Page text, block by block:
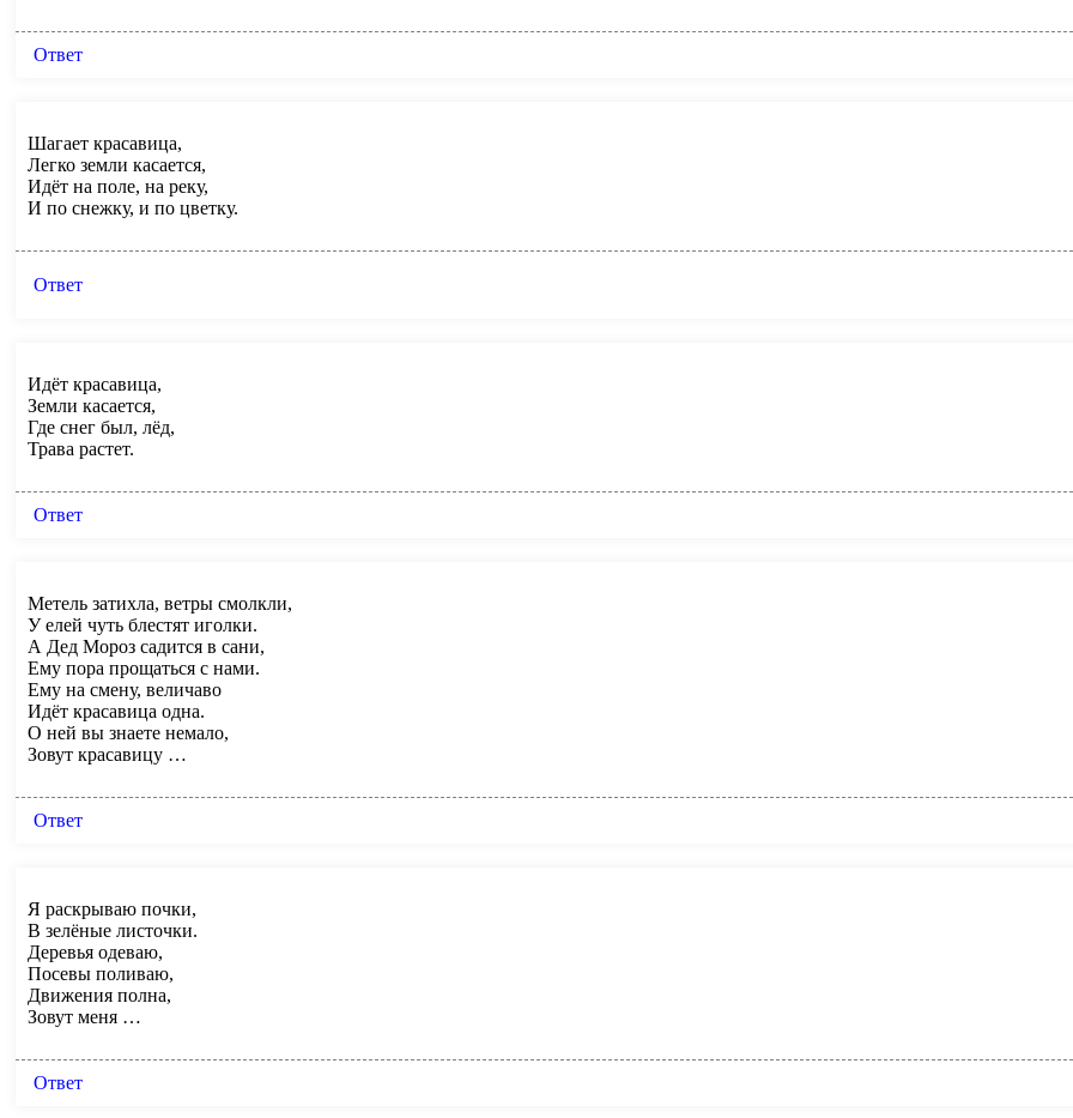
Ответ
Шагает красавица,
Легко земли касается,
Идёт на поле, на реку,
И по снежку, и по цветку.
Ответ
Идёт красавица,
Земли касается,
Где снег был, лёд,
Трава растет.
Ответ
Метель затихла, ветры смолкли,
У елей чуть блестят иголки.
А Дед Мороз садится в сани,
Ему пора прощаться с нами.
Ему на смену, величаво
Идёт красавица одна.
О ней вы знаете немало,
Зовут красавицу …
Ответ
Я раскрываю почки,
В зелёные листочки.
Деревья одеваю,
Посевы поливаю,
Движения полна,
Зовут меня …
Ответ